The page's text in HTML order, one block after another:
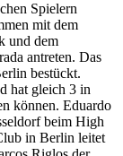
Spielern
mit dem
und dem
antreten. Das
bestückt.
hat gleich 3 in
können. Eduardo
beim High
in Berlin leitet